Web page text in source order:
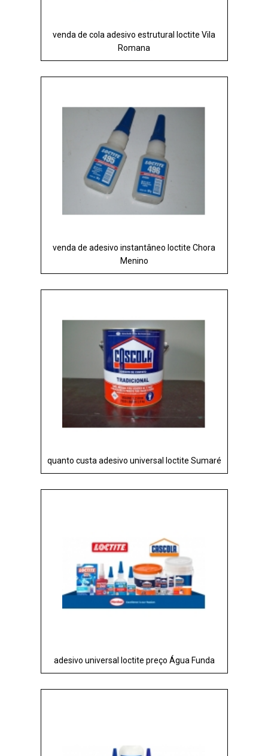
venda de cola adesivo estrutural loctite Vila
Romana
venda de adesivo instantâneo loctite Chora
Menino
quanto custa adesivo universal loctite Sumaré
adesivo universal loctite preço Água Funda